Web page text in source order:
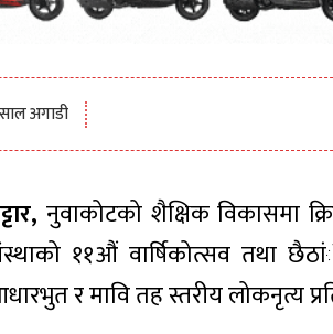
अगाडी
नुवाकोटको शैक्षिक विकासमा
११औं वार्षिकोत्सव तथा
र मावि तह स्तरीय लोकनृत्य